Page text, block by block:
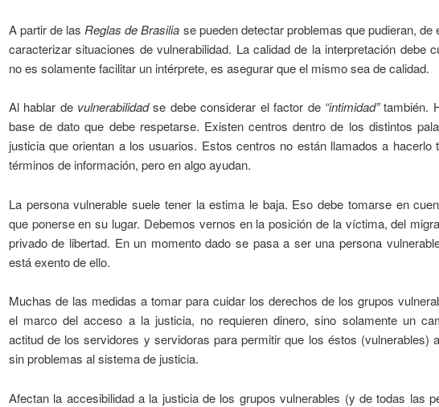
A partir de las Reglas de Brasilia se pueden detectar problemas que pudieran, de
caracterizar situaciones de vulnerabilidad. La calidad de la interpretación debe
no es solamente facilitar un intérprete, es asegurar que el mismo sea de calidad.
Al hablar de vulnerabilidadse debe considerar el factor de “intimidad”también.
base de dato que debe respetarse. Existen centros dentro de los distintos
justicia que orientan a los usuarios. Estos centros no están llamados a hacerlo
términos de información, pero en algo ayudan.
La persona vulnerable suele tener la estima le baja. Eso debe tomarse en
que ponerse en su lugar. Debemos vernos en la posición de la víctima, del
privado de libertad. En un momento dado se pasa a ser una persona
está exento de ello.
Muchas de las medidas a tomar para cuidar los derechos de los grupos
el marco del acceso a la justicia, no requieren dinero, sino solamente un
actitud de los servidores y servidoras para permitir que los éstos (vulnerables)
sin problemas al sistema de justicia.
Afectan la accesibilidad a la justicia de los grupos vulnerables (y de todas las